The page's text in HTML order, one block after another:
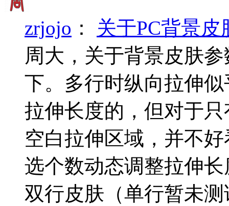
zrjojo ： 关于PC背景
周大，关于背景皮肤
下。多行时纵向拉伸
拉伸长度的，但对于
空白拉伸区域，并不
选个数动态调整拉伸
双行皮肤（单行暂未